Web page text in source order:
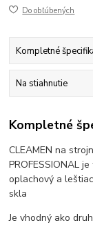
Do obľúbených
Kompletné
Na stiahnutie
Kompletné
CLEAMEN na
PROFESSIONAL
oplachový a
skla
Je vhodný ako